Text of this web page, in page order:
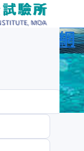
球資訊網